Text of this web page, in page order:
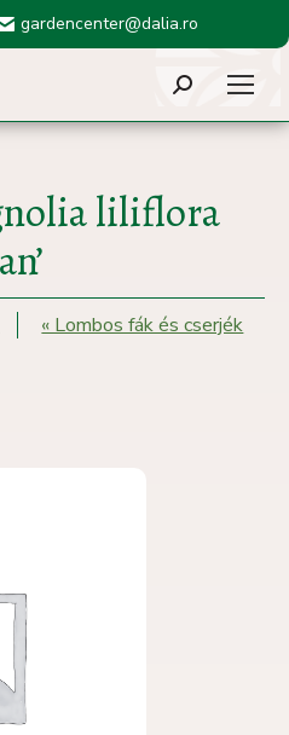
gardencenter@dalia.ro
Search:
liliflora
« Lombos fák és cserjék